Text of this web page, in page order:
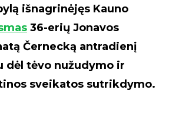
išnagrinėjęs Kauno
36-erių Jonavos
Černecką antradienį
dėl tėvo nužudymo ir
sveikatos sutrikdymo.